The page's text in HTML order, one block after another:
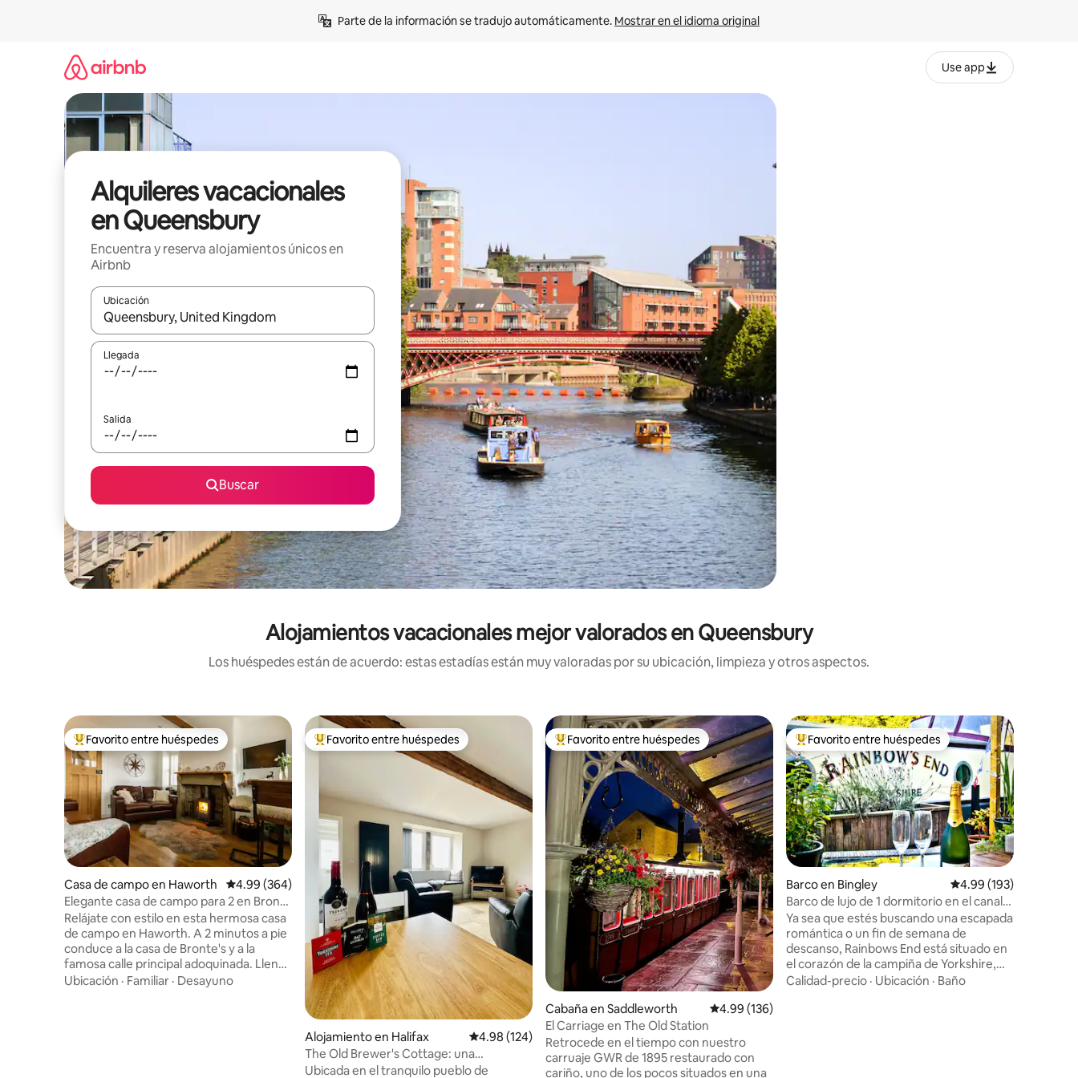
Parte de la información se tradujo automáticamente. Mostrar en el idioma original
Use app
Alquileres vacacionales
en Queensbury
Encuentra y reserva alojamientos únicos en
Airbnb
Ubicación
Cuando los resultados estén disponibles, navega con las teclas de flecha hacia arriba y hacia abajo o explora con el tacto o desliza el dedo.
Llegada
Salida
Buscar
Alojamientos vacacionales mejor valorados en Queensbury
Los huéspedes están de acuerdo: estas estadías están muy valoradas por su ubicación, limpieza y otros aspectos.
Favorito entre huéspedes preferido
Favorito entre huéspedes
Casa de campo en Haworth Calificación promedio: 4.99 de 5, 364 reseñas
4.99 (364)
Elegante casa de campo para 2 en Bronte
Country Haworth
Relájate con estilo en esta hermosa casa
de campo en Haworth. A 2 minutos a pie
conduce a la casa de Bronte's y a la
famosa calle principal adoquinada. Lleno
de encanto y carácter con
Ubicación · Familiar · Desayuno
Favorito entre huéspedes preferido
Favorito entre huéspedes
Alojamiento en Halifax Calificación promedio: 4.98 de 5, 124 reseñas
4.98 (124)
The Old Brewer's Cottage: una
encantadora estancia en Halifax
Ubicada en el tranquilo pueblo de
Favorito entre huéspedes preferido
Favorito entre huéspedes
Cabaña en Saddleworth Calificación promedio: 4.99 de 5, 136 reseñas
4.99 (136)
El Carriage en The Old Station
Retrocede en el tiempo con nuestro
carruaje GWR de 1895 restaurado con
cariño, uno de los pocos situados en una
Favorito entre huéspedes preferido
Favorito entre huéspedes
Barco en Bingley Calificación promedio:
4.99 (193)
Barco de lujo de 1 dormitorio en el canal
con amarre privado
Ya sea que estés buscando una escapada
romántica o un fin de semana de
descanso, Rainbows End está situado en
el corazón de la campiña de Yorkshire,
entre las famosas esclusas de Bingley
Calidad-precio · Ubicación · Baño